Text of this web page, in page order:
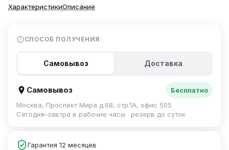
ХарактеристикиОписание
СПОСОБ ПОЛУЧЕНИЯ
Самовывоз Доставка
Самовывоз
Бесплатно
Москва, Проспект Мира д.68, стр.1А, офис 505
Сегодня–завтра в рабочие часы · резерв до суток
Гарантия 12 месяцев